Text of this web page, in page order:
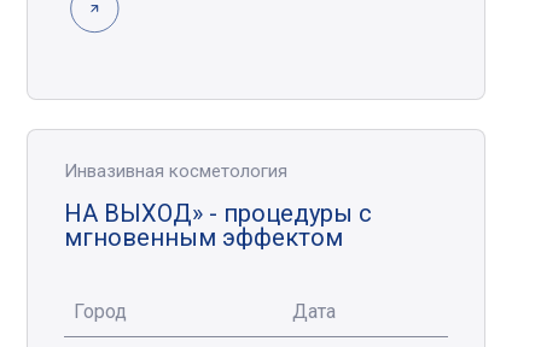
Инвазивная косметология
НА ВЫХОД» - процедуры с
мгновенным эффектом
Город Дата